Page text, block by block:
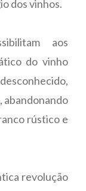
dos vinhos.
aos
do vinho
abandonando
rústico e
revolução